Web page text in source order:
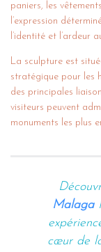
paniers, les
l’expression
l’identité et l’ardeur
La sculpture est
stratégique pour les
des principales
visiteurs peuvent
monuments les plus
Malaga
cœur de